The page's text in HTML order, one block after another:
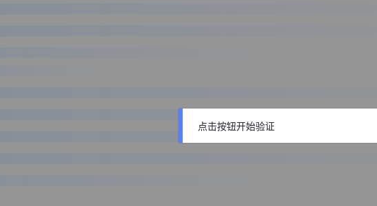
点击按钮开始验证